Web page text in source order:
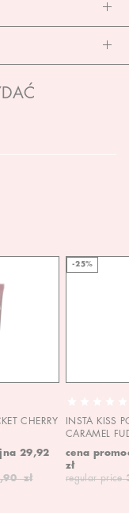
CHERRY
29,92
zł
-25%
INSTA KISS
CARAMEL
cena
zł
regular price